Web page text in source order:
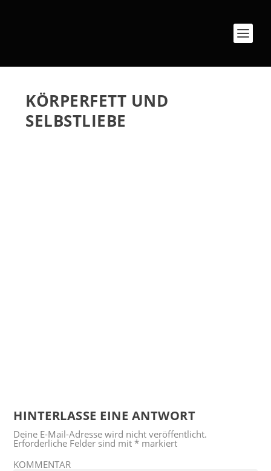
KÖRPERFETT UND
SELBSTLIEBE
HINTERLASSE EINE ANTWORT
Deine E-Mail-Adresse wird nicht veröffentlicht.
Erforderliche Felder sind mit* markiert
KOMMENTAR